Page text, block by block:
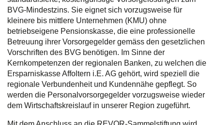
BVG-Mindestzins. Sie eignet sich vorzugsweise für
kleinere bis mittlere Unternehmen (KMU) ohne
betriebseigene Pensionskasse, die eine professionelle
Betreuung ihrer Vorsorgegelder gemäss den gesetzlichen
Vorschriften des BVG benötigen. Im Sinne der
Kernkompetenzen der regionalen Banken, zu welchen die
Ersparniskasse Affoltern i.E. AG gehört, wird speziell die
regionale Verbundenheit und Kundennähe gepflegt. So
werden die Personalvorsorgegelder vorzugsweise wieder
dem Wirtschaftskreislauf in unserer Region zugeführt.